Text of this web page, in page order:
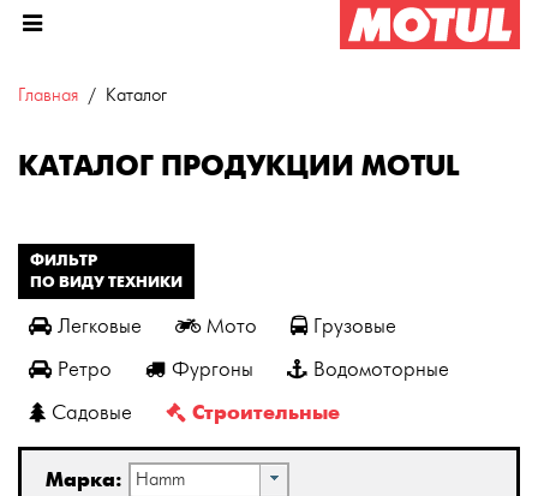
Главная Каталог
КАТАЛОГ ПРОДУКЦИИ MOTUL
ФИЛЬТР
ПО ВИДУ ТЕХНИКИ
Легковые Мото
Грузовые
Ретро
Фургоны
Водомоторные
Садовые
Строительные
Марка: Hamm